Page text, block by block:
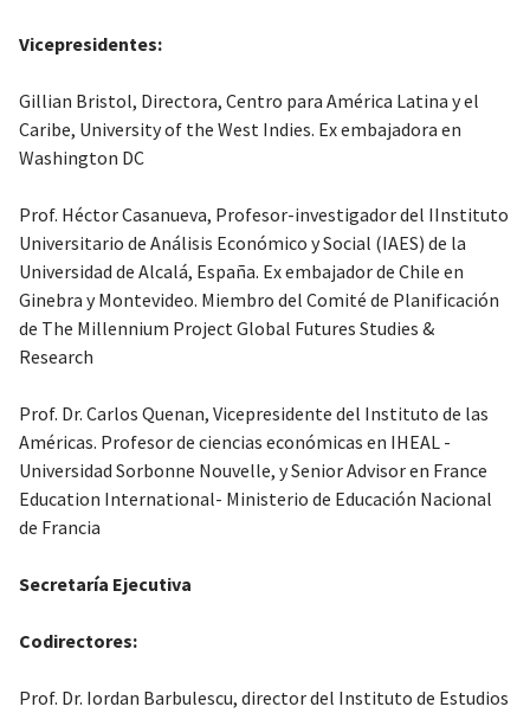
Vicepresidentes:
Gillian Bristol, Directora, Centro para América Latina y el
Caribe, University of the West Indies. Ex embajadora en
Washington DC
Prof. Héctor Casanueva, Profesor-investigador del IInstituto
Universitario de Análisis Económico y Social (IAES) de la
Universidad de Alcalá, España. Ex embajador de Chile en
Ginebra y Montevideo. Miembro del Comité de Planificación
de The Millennium Project Global Futures Studies &
Research
Prof. Dr. Carlos Quenan, Vicepresidente del Instituto de las
Américas. Profesor de ciencias económicas en IHEAL -
Universidad Sorbonne Nouvelle, y Senior Advisor en France
Education International- Ministerio de Educación Nacional
de Francia
Secretaría Ejecutiva
Codirectores:
Prof. Dr. Iordan Barbulescu, director del Instituto de Estudios